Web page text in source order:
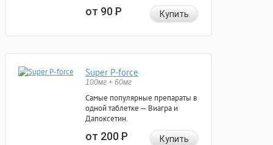
от 90Р Купить
Super P-force
100мг + 60мг
Самые популярные препараты в
одной таблетке — Виагра и
Дапоксетин.
от 200Р Купить